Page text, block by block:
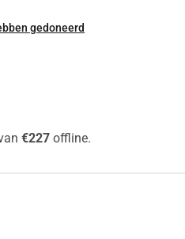
gedoneerd
€227 offline.